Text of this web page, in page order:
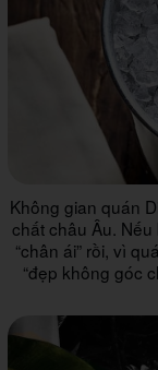
Không gian quán
chất châu Âu.
“chân ái” rồi, vì
“đẹp không góc